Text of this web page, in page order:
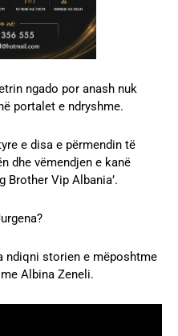
ngado por anash nuk
portalet e ndryshme.
e disa e përmendin të
dhe vëmendjen e kanë
Brother Vip Albania’.
ndiqni storien e mëposhtme
Albina Zeneli.